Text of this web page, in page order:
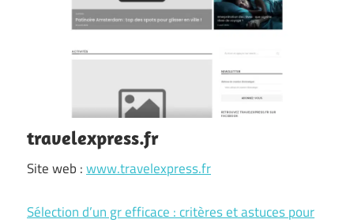
travelexpress.fr
Site web :www.travelexpress.fr
Sélection d’un gr efficace : critères et astuces pour